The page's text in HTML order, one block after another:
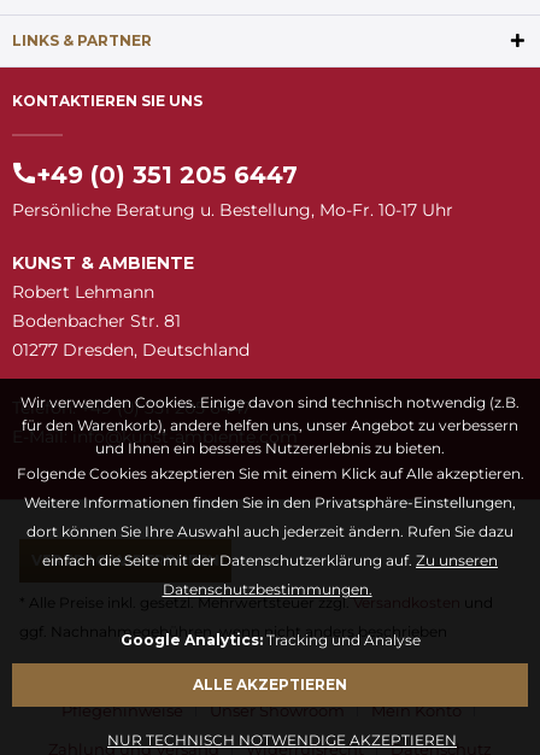
LINKS & PARTNER
KONTAKTIEREN SIE UNS
+49 (0) 351 205 6447
Persönliche Beratung u. Bestellung, Mo-Fr. 10-17 Uhr
KUNST & AMBIENTE
Robert Lehmann
Bodenbacher Str. 81
01277 Dresden, Deutschland
Telefon: +49 (0) 351 205 6447
E-Mail:
moc.etneibma-t
snuk@ofni
VERTRAG WIDERRUFEN
* Alle Preise inkl. gesetzl. Mehrwertsteuer zzgl.Versandkosten
und
ggf. Nachnahmegebühren, wenn nicht anders beschrieben
Pflegehinweise
Unser Showroom
Mein Konto
Zahlung und Versand
Widerrufsrecht Datenschutz
Wir verwenden Cookies. Einige davon sind technisch notwendig (z.B.
für den Warenkorb), andere helfen uns, unser Angebot zu verbessern
und Ihnen ein besseres Nutzererlebnis zu bieten.
Folgende Cookies akzeptieren Sie mit einem Klick auf Alle akzeptieren.
Weitere Informationen finden Sie in den Privatsphäre-Einstellungen,
dort können Sie Ihre Auswahl auch jederzeit ändern. Rufen Sie dazu
einfach die Seite mit der Datenschutzerklärung auf. Zu unseren
Datenschutzbestimmungen.
Google Analytics:Tracking und Analyse
NUR TECHNISCH NOTWENDIGE AKZEPTIEREN
ALLE AKZEPTIEREN